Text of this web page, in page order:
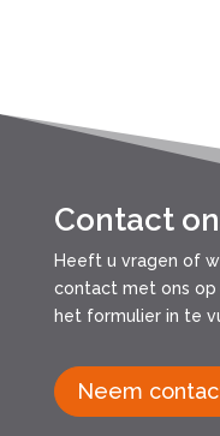
Contact
Heeft u vragen of
contact met ons op
het formulier in te
Neem